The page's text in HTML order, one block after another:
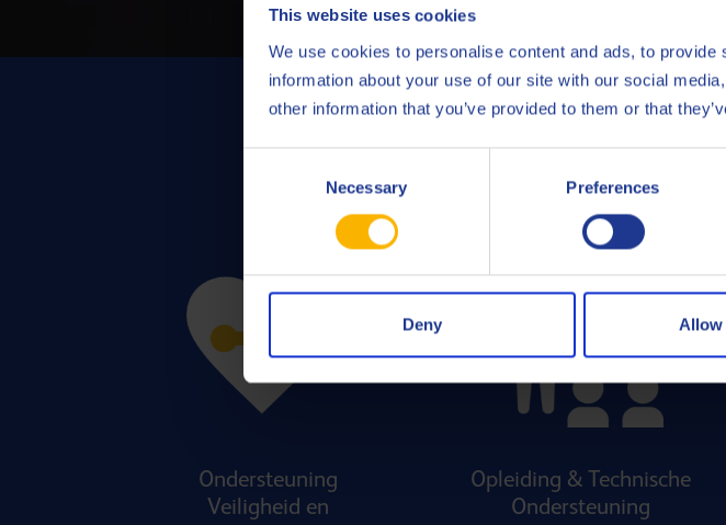
This website uses cookies
We use cookies to personalise content and ads, to
information about your use of our site with our social
other information that you’ve provided to them or that
Necessary Preferences
Deny Allow
QCare -
Ondersteuning
Veiligheid en
Opleiding & Technische
Ondersteuning